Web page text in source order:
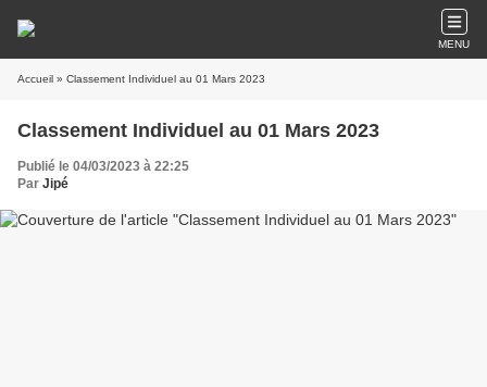
MENU
Accueil » Classement Individuel au 01 Mars 2023
Classement Individuel au 01 Mars 2023
Publié le 04/03/2023 à 22:25
Par Jipé